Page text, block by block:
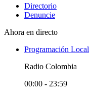
Directorio
Denuncie
Ahora en directo
Programación Local
Radio Colombia
00:00 - 23:59